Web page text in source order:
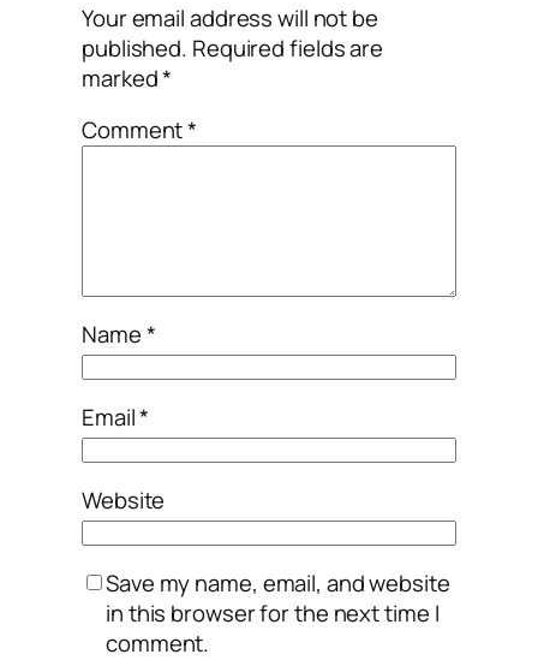
Your email address will not be
published. Required fields are
marked*
Comment*
Name*
Email*
Website
Save my name, email, and website
in this browser for the next time I
comment.